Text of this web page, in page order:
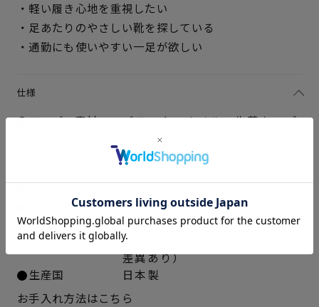
サイズを選択してください
22cm
○ 在庫あり
○ 在庫あり
24.5cm ○ 在庫あり
・軽い履き心地を重視したい
・足あたりのやさしい靴を探している
・通勤にも使いやすい一足が欲しい
仕様
アッパー素材
ブラックエナメル：牛革キップ
エナメル
ブラックスムース：ラム革スム
ソール素材
ポリウレタン
ヒールの高さ
約5.5cm
重さ（片足）
約240ｇ（サイズにより多少の
差異あり）
生産国
日本製
お手入れ方法はこちら